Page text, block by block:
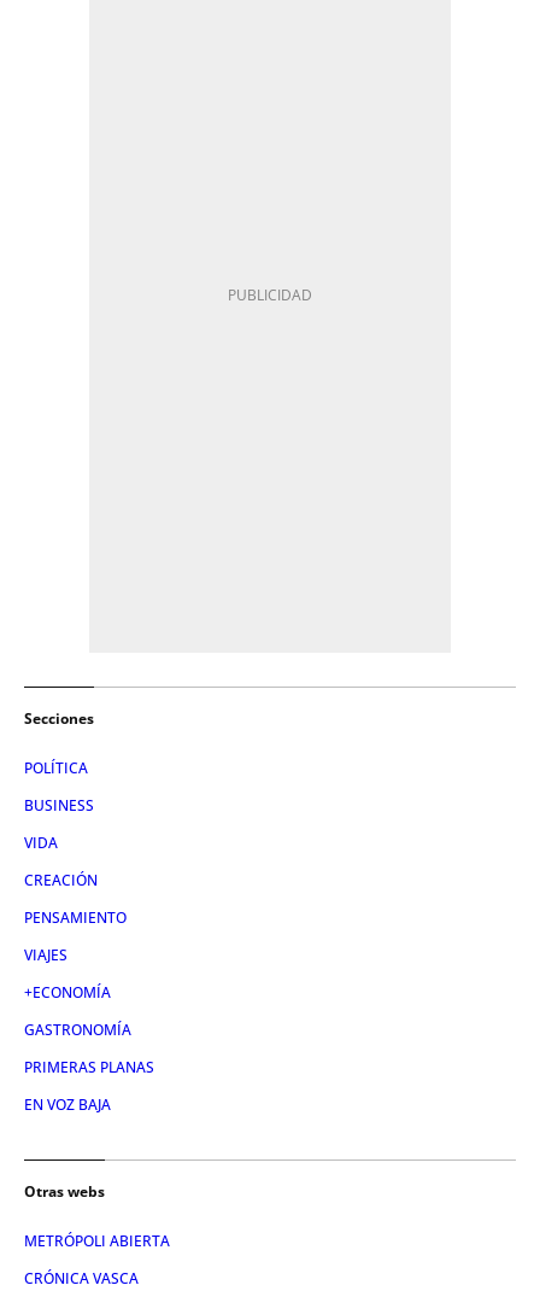
Secciones
POLÍTICA
BUSINESS
VIDA
CREACIÓN
PENSAMIENTO
VIAJES
+ECONOMÍA
GASTRONOMÍA
PRIMERAS PLANAS
EN VOZ BAJA
Otras webs
METRÓPOLI ABIERTA
CRÓNICA VASCA